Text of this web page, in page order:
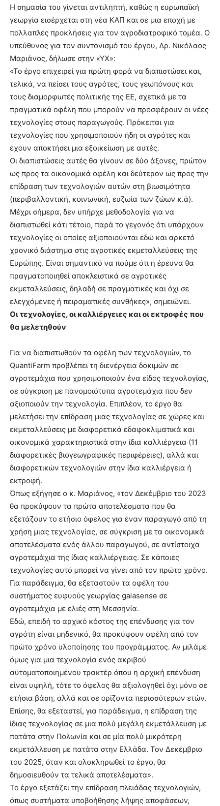
Η σημασία του γίνεται αντιληπτή, καθώς η ευρωπαϊκή
γεωργία εισέρχεται στη νέα ΚΑΠ και σε μια εποχή με
πολλαπλές προκλήσεις για τον αγροδιατροφικό τομέα. Ο
υπεύθυνος για τον συντονισμό του έργου, Δρ. Νικόλαος
Μαριάνος, δήλωσε στην «ΥΧ»:
«Το έργο επιχειρεί για πρώτη φορά να διαπιστώσει και,
τελικά, να πείσει τους αγρότες, τους γεωπόνους και
τους διαμορφωτές πολιτικής της ΕΕ, σχετικά με τα
πραγματικά οφέλη που μπορούν να προσφέρουν οι νέες
τεχνολογίες στους παραγωγούς. Πρόκειται για
τεχνολογίες που χρησιμοποιούν ήδη οι αγρότες και
έχουν αποκτήσει μια εξοικείωση με αυτές.
Οι διαπιστώσεις αυτές θα γίνουν σε δύο άξονες, πρώτον
ως προς τα οικονομικά οφέλη και δεύτερον ως προς την
επίδραση των τεχνολογιών αυτών στη βιωσιμότητα
(περιβαλλοντική, κοινωνική, ευζωία των ζώων κ.ά).
Μέχρι σήμερα, δεν υπήρχε μεθοδολογία για να
διαπιστωθεί κάτι τέτοιο, παρά το γεγονός ότι υπάρχουν
τεχνολογίες οι οποίες αξιοποιούνται εδώ και αρκετό
χρονικό διάστημα στις αγροτικές εκμεταλλεύσεις της
Ευρώπης. Είναι σημαντικό να πούμε ότι η έρευνα θα
πραγματοποιηθεί αποκλειστικά σε αγροτικές
εκμεταλλεύσεις, δηλαδή σε πραγματικές και όχι σε
ελεγχόμενες ή πειραματικές συνθήκες», σημειώνει.
Οι τεχνολογίες, οι καλλιέργειες και οι εκτροφές που
θα μελετηθούν
Για να διαπιστωθούν τα οφέλη των τεχνολογιών, το
QuantiFarm προβλέπει τη διενέργεια δοκιμών σε
αγροτεμάχια που χρησιμοποιούν ένα είδος τεχνολογίας,
σε σύγκριση με πανομοιότυπα αγροτεμάχια που δεν
αξιοποιούν την τεχνολογία. Επιπλέον, το έργο θα
μελετήσει την επίδραση μιας τεχνολογίας σε χώρες και
εκμεταλλεύσεις με διαφορετικά εδαφοκλιματικά και
οικονομικά χαρακτηριστικά στην ίδια καλλιέργεια (11
διαφορετικές βιογεωγραφικές περιφέρειες), αλλά και
διαφορετικών τεχνολογιών στην ίδια καλλιέργεια ή
εκτροφή.
Όπως εξήγησε ο κ. Μαριάνος, «τον Δεκέμβριο του 2023
θα προκύψουν τα πρώτα αποτελέσματα που θα
εξετάζουν το ετήσιο όφελος για έναν παραγωγό από τη
χρήση μιας τεχνολογίας, σε σύγκριση με τα οικονομικά
αποτελέσματα ενός άλλου παραγωγού, σε αντίστοιχα
αγροτεμάχια της ίδιας καλλιέργειας. Σε κάποιες
τεχνολογίες αυτό μπορεί να γίνει από τον πρώτο χρόνο.
Για παράδειγμα, θα εξεταστούν τα οφέλη του
συστήματος ευφυούς γεωργίας gaiasense σε
αγροτεμάχια με ελιές στη Μεσσηνία.
Εδώ, επειδή το αρχικό κόστος της επένδυσης για τον
αγρότη είναι μηδενικό, θα προκύψουν οφέλη από τον
πρώτο χρόνο υλοποίησης του προγράμματος. Αν μιλάμε
όμως για μια τεχνολογία ενός ακριβού
αυτοματοποιημένου τρακτέρ όπου η αρχική επένδυση
είναι υψηλή, τότε το όφελος θα αξιολογηθεί όχι μόνο σε
ετήσια βάση, αλλά και σε ορίζοντα περισσότερων ετών.
Επίσης, θα εξεταστεί, για παράδειγμα, η επίδραση της
ίδιας τεχνολογίας σε μια πολύ μεγάλη εκμετάλλευση με
πατάτα στην Πολωνία και σε μία πολύ μικρότερη
εκμετάλλευση με πατάτα στην Ελλάδα. Τον Δεκέμβριο
του 2025, όταν και ολοκληρωθεί το έργο, θα
δημοσιευθούν τα τελικά αποτελέσματα».
Το έργο εξετάζει την επίδραση πλειάδας τεχνολογιών,
όπως συστήματα υποβοήθησης λήψης αποφάσεων,